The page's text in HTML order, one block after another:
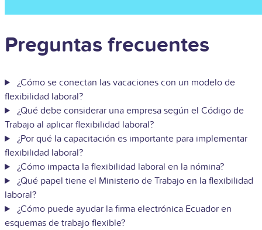
Preguntas frecuentes
¿Cómo se conectan las vacaciones con un modelo de
flexibilidad laboral?
¿Qué debe considerar una empresa según el Código de
Trabajo al aplicar flexibilidad laboral?
¿Por qué la capacitación es importante para implementar
flexibilidad laboral?
¿Cómo impacta la flexibilidad laboral en la nómina?
¿Qué papel tiene el Ministerio de Trabajo en la flexibilidad
laboral?
¿Cómo puede ayudar la firma electrónica Ecuador en
esquemas de trabajo flexible?